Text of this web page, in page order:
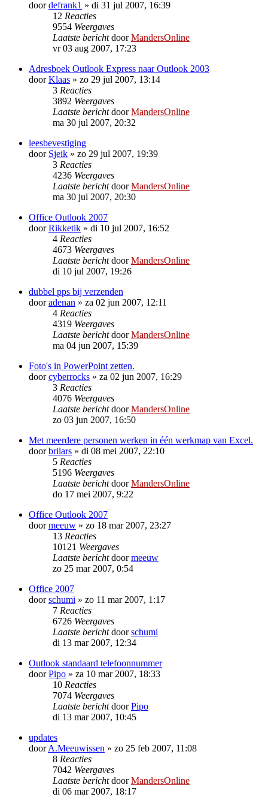
doordefrank1 » di 31 jul 2007, 16:39
12 Reacties
9554 Weergaves
Laatste berichtdoorMandersOnline
vr 03 aug 2007, 17:23
Adresboek Outlook Express naar Outlook 2003
doorKlaas » zo 29 jul 2007, 13:14
3 Reacties
3892 Weergaves
Laatste berichtdoorMandersOnline
ma 30 jul 2007, 20:32
leesbevestiging
door Sjeik » zo 29 jul 2007, 19:39
3 Reacties
4236 Weergaves
Laatste berichtdoorMandersOnline
ma 30 jul 2007, 20:30
Office Outlook 2007
doorRikketik » di 10 jul 2007, 16:52
4 Reacties
4673 Weergaves
Laatste berichtdoorMandersOnline
di 10 jul 2007, 19:26
dubbel pps bij verzenden
dooradenan » za 02 jun 2007, 12:11
4 Reacties
4319 Weergaves
Laatste berichtdoorMandersOnline
ma 04 jun 2007, 15:39
Foto's in PowerPoint zetten.
doorcyberrocks » za 02 jun 2007, 16:29
3 Reacties
4076 Weergaves
Laatste berichtdoorMandersOnline
zo 03 jun 2007, 16:50
Met meerdere personen werken in één werkmap van Excel.
doorbrilars » di 08 mei 2007, 22:10
5 Reacties
5196 Weergaves
Laatste berichtdoorMandersOnline
do 17 mei 2007, 9:22
Office Outlook 2007
doormeeuw » zo 18 mar 2007, 23:27
13 Reacties
10121 Weergaves
Laatste berichtdoormeeuw
zo 25 mar 2007, 0:54
Office 2007
doorschumi » zo 11 mar 2007, 1:17
7 Reacties
6726 Weergaves
Laatste berichtdoorschumi
di 13 mar 2007, 12:34
Outlook standaard telefoonnummer
doorPipo » za 10 mar 2007, 18:33
10 Reacties
7074 Weergaves
Laatste berichtdoorPipo
di 13 mar 2007, 10:45
updates
doorA.Meeuwissen » zo 25 feb 2007, 11:08
8 Reacties
7042 Weergaves
Laatste berichtdoorMandersOnline
di 06 mar 2007, 18:17